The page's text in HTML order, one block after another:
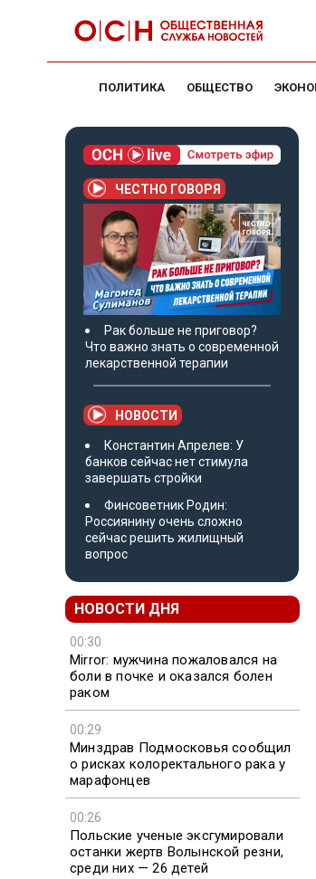
ПОЛИТИКА ОБЩЕСТВО
ЧЕСТНО ГОВОРЯ
Рак больше не приговор?
Что важно знать о современной
лекарственной терапии
НОВОСТИ
Константин Апрелев: У
банков сейчас нет стимула
завершать стройки
Финсоветник Родин:
Россиянину очень сложно
сейчас решить жилищный
вопрос
НОВОСТИ ДНЯ
00:30
Mirror: мужчина пожаловался на
боли в почке и оказался болен
раком
00:29
Минздрав Подмосковья сообщил
о рисках колоректального рака у
марафонцев
00:26
Польские ученые эксгумировали
останки жертв Волынской резни,
среди них — 26 детей